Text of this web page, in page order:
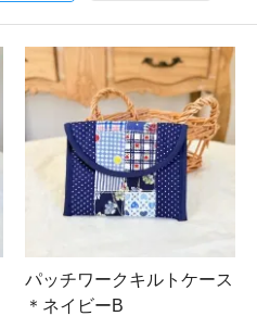
パッチワークキルトケース
＊ネイビーB